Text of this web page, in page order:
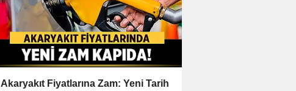
Akaryakıt Fiyatlarına Zam: Yeni Tarih